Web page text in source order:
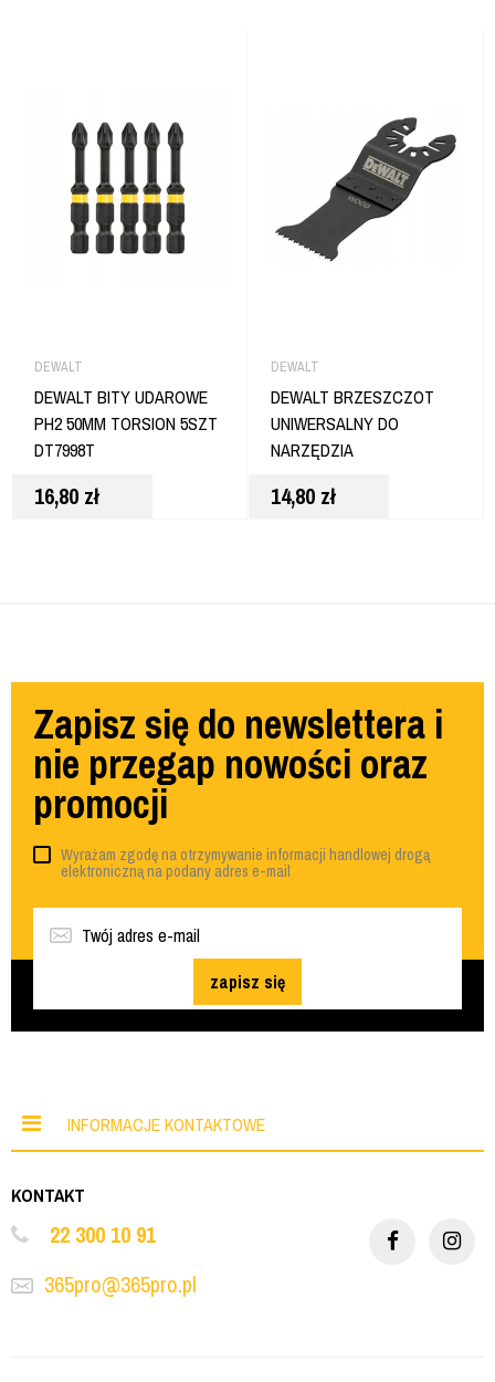
DEWALT
DEWALT BITY UDAROWE
PH2 50MM TORSION 5SZT
DT7998T
16,80 zł
DEWALT
DEWALT BRZESZCZOT
UNIWERSALNY DO
NARZĘDZIA
DT20733
14,80 zł
Zapisz się do newslettera i
nie przegap nowości oraz
promocji
Wyrażam zgodę na otrzymywanie informacji handlowej drogą
elektroniczną na podany adres e-mail
zapisz się
INFORMACJE KONTAKTOWE
KONTAKT
22 300 10 91
365pro@365pro.pl